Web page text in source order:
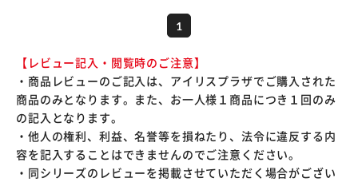
1
【レビュー記入・閲覧時のご注意】
・商品レビューのご記入は、アイリスプラザでご購入された
商品のみとなります。また、お一人様１商品につき１回のみ
の記入となります。
・他人の権利、利益、名誉等を損ねたり、法令に違反する内
容を記入することはできませんのでご注意ください。
・同シリーズのレビューを掲載させていただく場合がござい